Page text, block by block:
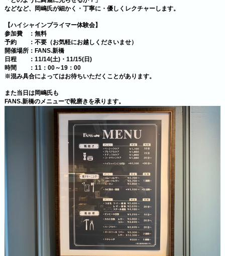
などなど、岡嶋氏が細かく・丁寧に・優しくレクチャーします。
【ハイシャインプライマー体験会】
参加費 ：無料
予約 ：不要（お気軽にお越しくださいませ）
開催場所：FANS.新橋
日程 ：11/14(土)・11/15(日)
時間 ：11：00～19：00
※混み具合によってはお待ちいただくことがあります。
また当日は岡嶋氏も
FANS.新橋のメニューで靴磨きを承ります。